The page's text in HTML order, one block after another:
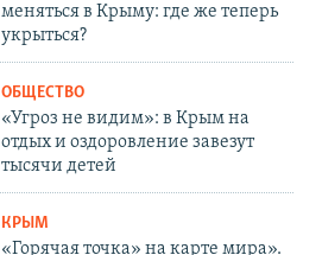
меняться в Крыму: где же теперь
укрыться?
ОБЩЕСТВО
«Угроз не видим»: в Крым на
отдых и оздоровление завезут
тысячи детей
КРЫМ
«Горячая точка» на карте мира».